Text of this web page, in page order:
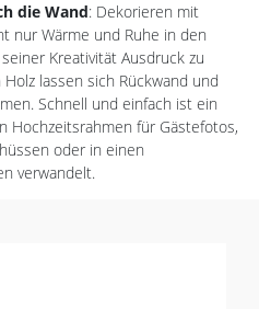
die Wand: Dekorieren mit
nur Wärme und Ruhe in den
Kreativität Ausdruck zu
lassen sich Rückwand und
Schnell und einfach ist ein
Hochzeitsrahmen für Gästefotos,
oder in einen
verwandelt.